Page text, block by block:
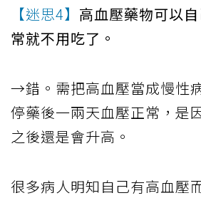
【迷思4】 高血壓藥物可以
常就不用吃了。
→錯。需把高血壓當成慢性
停藥後一兩天血壓正常，是
之後還是會升高。
很多病人明知自己有高血壓